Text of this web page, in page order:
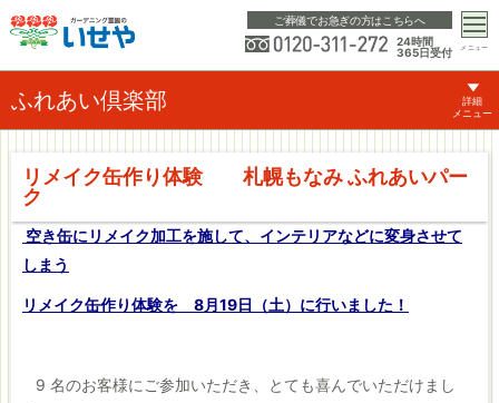
ご葬儀でお急ぎの方はこちらへ
24時間
365日受付
メニュー
ふれあい倶楽部 詳細
メニュー
リメイク缶作り体験 札幌もなみ ふれあいパー
ク
空き缶にリメイク加工を施して、インテリアなどに変身させて
しまう
リメイク缶作り体験を 8月19日（土）に行いました！
9 名のお客様にご参加いただき、とても喜んでいただけまし